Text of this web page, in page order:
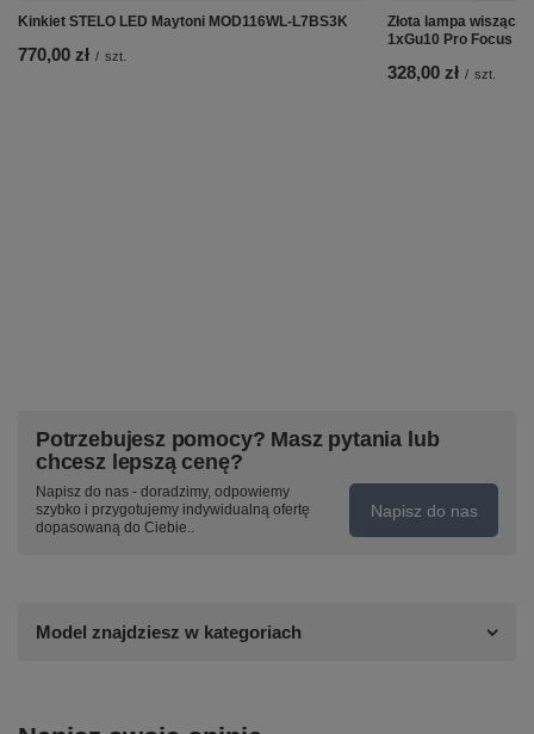
Kinkiet STELO LED Maytoni MOD116WL-L7BS3K
770,00 zł / szt.
Złota lampa
1xGu10 Pro Focus
328,00 zł / szt.
Potrzebujesz pomocy? Masz pytania lub
chcesz lepszą cenę?
Napisz do nas - doradzimy, odpowiemy
szybko i przygotujemy indywidualną ofertę
dopasowaną do Ciebie..
Napisz do nas
Model znajdziesz w kategoriach